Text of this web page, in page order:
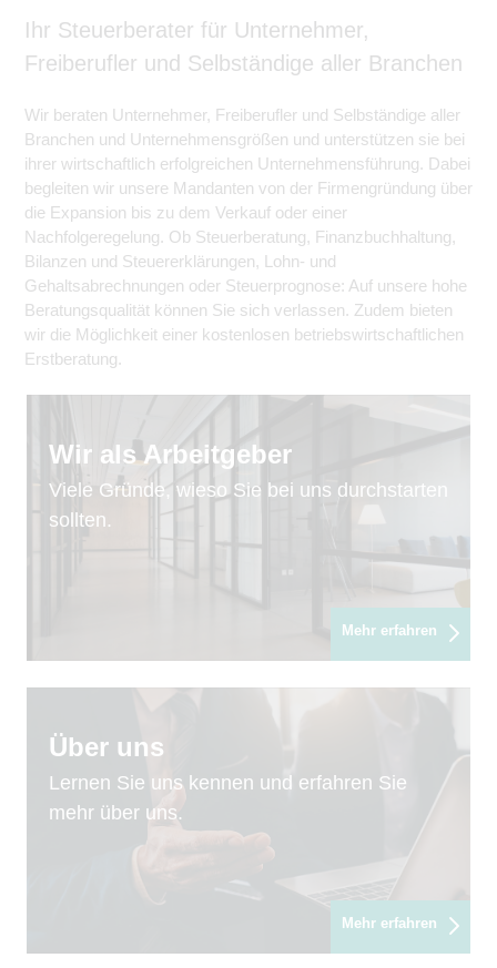
Ihr Steuerberater für Unternehmer,
Freiberufler und Selbständige aller Branchen
Wir beraten Unternehmer, Freiberufler und Selbständige aller
Branchen und Unternehmensgrößen und unterstützen sie bei
ihrer wirtschaftlich erfolgreichen Unternehmensführung. Dabei
begleiten wir unsere Mandanten von der Firmengründung über
die Expansion bis zu dem Verkauf oder einer
Nachfolgeregelung. Ob Steuerberatung, Finanzbuchhaltung,
Bilanzen und Steuererklärungen, Lohn- und
Gehaltsabrechnungen oder Steuerprognose: Auf unsere hohe
Beratungsqualität können Sie sich verlassen. Zudem bieten
wir die Möglichkeit einer kostenlosen betriebswirtschaftlichen
Erstberatung.
Wir als Arbeitgeber
Viele Gründe, wieso Sie bei uns durchstarten
sollten.
Mehr erfahren
Über uns
Lernen Sie uns kennen und erfahren Sie
mehr über uns.
Mehr erfahren